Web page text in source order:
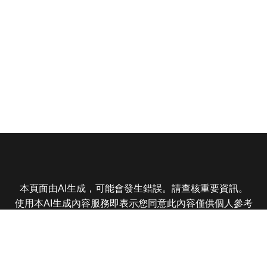
本頁面由AI生成，可能會發生錯誤。請查核重要資訊。
使用本AI生成內容服務即表示您同意此內容僅供個人參考